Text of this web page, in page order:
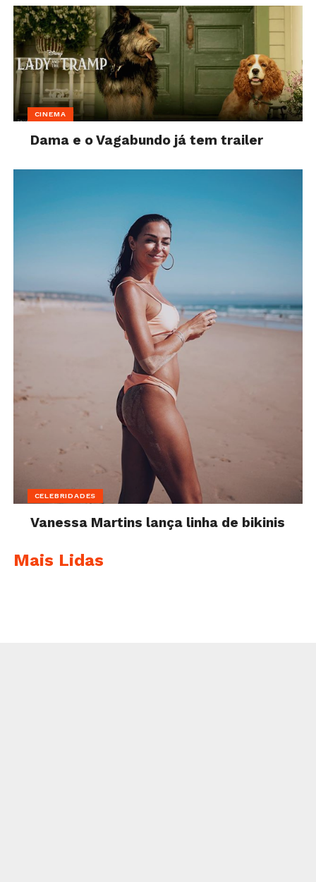
CINEMA
Dama e o Vagabundo já tem trailer
CELEBRIDADES
Vanessa Martins lança linha de bikinis
Mais Lidas